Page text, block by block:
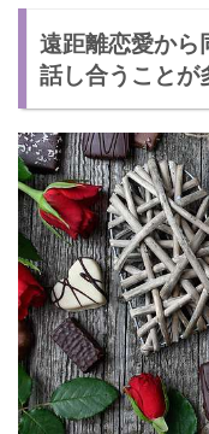
遠距離からの同棲をき
遠距離恋愛から
話し合うことが